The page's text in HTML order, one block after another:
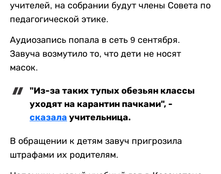
учителей, на собрании будут члены Совета по
педагогической этике.
Аудиозапись попала в сеть 9 сентября.
Завуча возмутило то, что дети не носят
масок.
"Из-за таких тупых обезьян классы
уходят на карантин пачками", -
сказала учительница.
В обращении к детям завуч пригрозила
штрафами их родителям.